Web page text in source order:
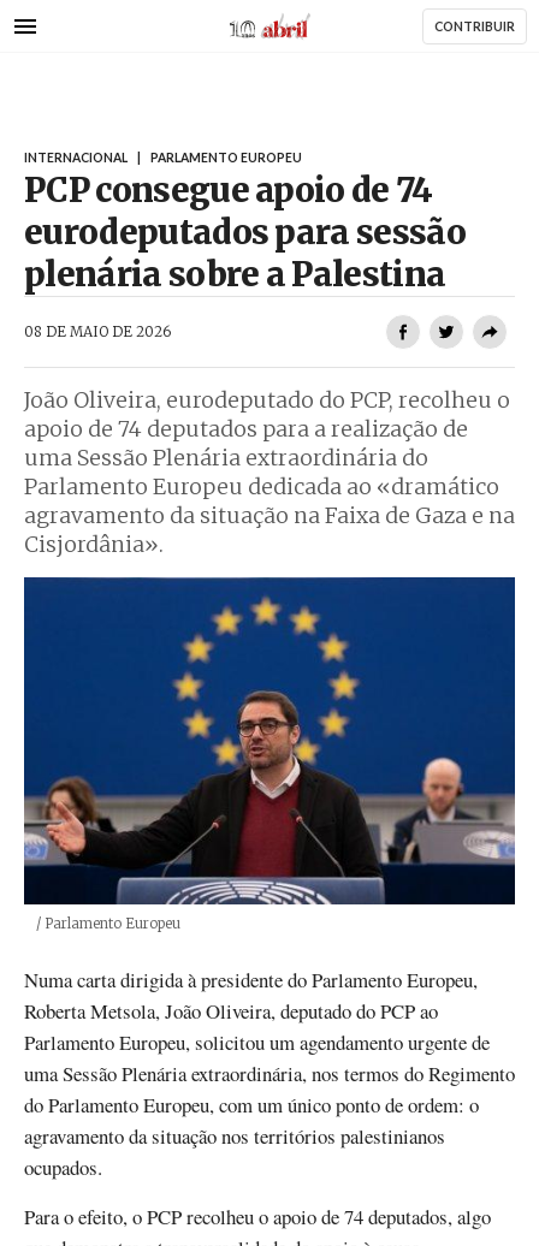
para
AbrilAbril CONTRIBUIR
INTERNACIONAL PARLAMENTO EUROPEU
PCP consegue apoio de 74
eurodeputados para sessão
plenária sobre a Palestina
08 DE MAIO DE 2026
João Oliveira, eurodeputado do PCP, recolheu o
apoio de 74 deputados para a realização de
uma Sessão Plenária extraordinária do
Parlamento Europeu dedicada ao «dramático
agravamento da situação na Faixa de Gaza e na
Cisjordânia».
Créditos
/ Parlamento Europeu
Numa carta dirigida à presidente do Parlamento Europeu,
Roberta Metsola, João Oliveira, deputado do PCP ao
Parlamento Europeu, solicitou um agendamento urgente de
uma Sessão Plenária extraordinária, nos termos do Regimento
do Parlamento Europeu, com um único ponto de ordem: o
agravamento da situação nos territórios palestinianos
ocupados.
Para o efeito, o PCP recolheu o apoio de 74 deputados, algo